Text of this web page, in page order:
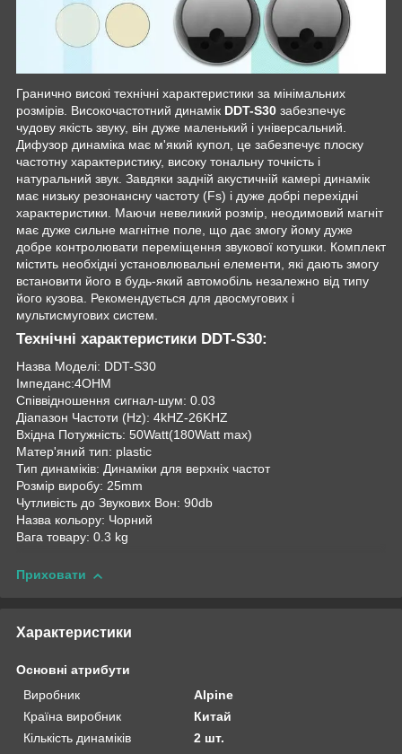
Гранично високі технічні характеристики за мінімальних
розмірів. Високочастотний динамік DDT-S30 забезпечує
чудову якість звуку, він дуже маленький і універсальний.
Дифузор динаміка має м'який купол, це забезпечує плоску
частотну характеристику, високу тональну точність і
натуральний звук. Завдяки задній акустичній камері динамік
має низьку резонансну частоту (Fs) і дуже добрі перехідні
характеристики. Маючи невеликий розмір, неодимовий магніт
має дуже сильне магнітне поле, що дає змогу йому дуже
добре контролювати переміщення звукової котушки. Комплект
містить необхідні установлювальні елементи, які дають змогу
встановити його в будь-який автомобіль незалежно від типу
його кузова. Рекомендується для двосмугових і
мультисмугових систем.
Технічні характеристики DDT-S30:
Назва Моделі: DDT-S30
Імпеданс:4OHM
Співвідношення сигнал-шум: 0.03
Діапазон Частоти (Hz): 4kHZ-26KHZ
Вхідна Потужність: 50Watt(180Watt max)
Матер'яний тип: plastic
Тип динаміків: Динаміки для верхніх частот
Розмір виробу: 25mm
Чутливість до Звукових Вон: 90db
Назва кольору: Чорний
Вага товару: 0.3 kg
Приховати
Характеристики
Основні атрибути
Виробник
Alpine
Країна виробник
Китай
Кількість динаміків
2 шт.